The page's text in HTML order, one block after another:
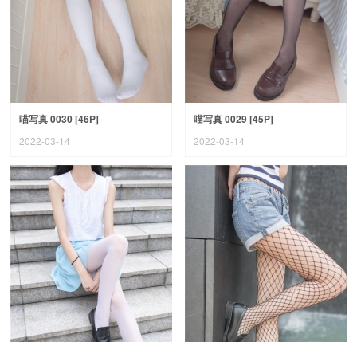
喵写真 0030 [46P]
2022-03-14
喵写真 0029 [45P]
2022-03-14